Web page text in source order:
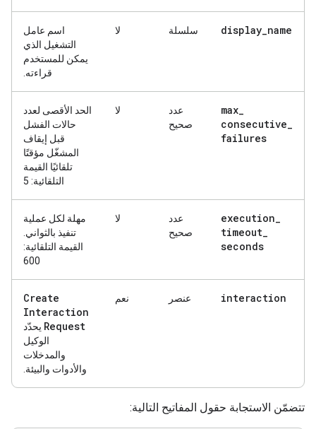
display_name سلسلة لا
اسم عامل
التشغيل الذي
يمكن للمستخدم
قراءته.
max_
consecutive_
failures
عدد
صحيح
لا
الحد الأقصى لعدد
حالات الفشل
قبل إيقاف
المشغّل مؤقتًا
تلقائيًا القيمة
التلقائية: 5
execution_
timeout_
seconds
عدد
صحيح
لا
مهلة لكل عملية
تنفيذ بالثواني.
القيمة التلقائية:
600
interaction عنصر نعم
Create
Interaction
Request يحدّد
الوكيل
والمدخلات
والأدوات والبيئة.
تتضمّن الاستجابة حقول المفاتيح التالية: